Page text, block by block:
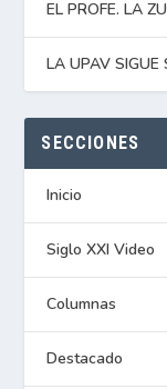
EL PROFE. LA
LA UPAV SIGUE
SECCIONES
Inicio
Siglo XXI Video
Columnas
Destacado